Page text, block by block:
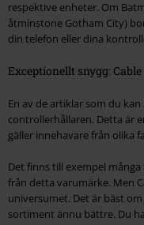
respektive enheter. Om
åtminstone Gotham City)
din telefon eller dina
Exceptionellt snygg:
En av de artiklar som du
controllerhållaren. Detta är
gäller innehavare från olika
Det finns till exempel
från detta varumärke. Men
universumet. Det är bäst
sortiment ännu bättre. Du